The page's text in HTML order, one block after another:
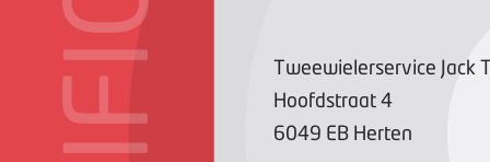
Tweewielerservice Jack
Hoofdstraat4
6049 EB Herten